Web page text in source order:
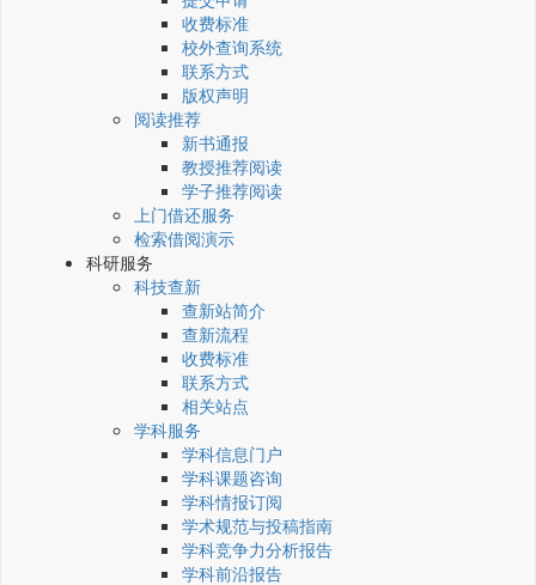
收费标准
校外查询系统
联系方式
版权声明
阅读推荐
新书通报
教授推荐阅读
学子推荐阅读
上门借还服务
检索借阅演示
科研服务
科技查新
查新站简介
查新流程
收费标准
联系方式
相关站点
学科服务
学科信息门户
学科课题咨询
学科情报订阅
学术规范与投稿指南
学科竞争力分析报告
学科前沿报告